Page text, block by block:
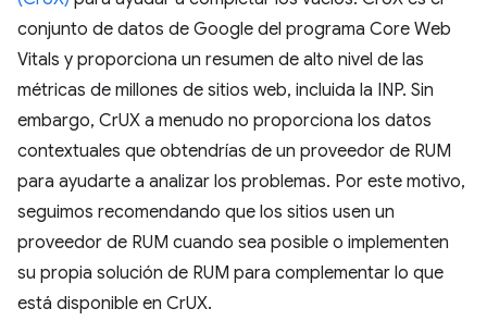
conjunto de datos de Google del programa Core Web
Vitals y proporciona un resumen de alto nivel de las
métricas de millones de sitios web, incluida la INP. Sin
embargo, CrUX a menudo no proporciona los datos
contextuales que obtendrías de un proveedor de RUM
para ayudarte a analizar los problemas. Por este motivo,
seguimos recomendando que los sitios usen un
proveedor de RUM cuando sea posible o implementen
su propia solución de RUM para complementar lo que
está disponible en CrUX.